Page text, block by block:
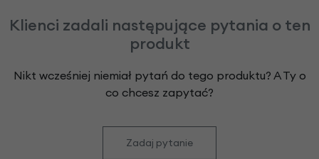
Klienci zadali następujące pytania o ten
produkt
Nikt wcześniej niemiał pytań do tego produktu? A Ty o
co chcesz zapytać?
Zadaj pytanie